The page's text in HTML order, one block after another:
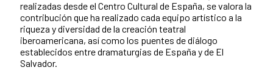
realizadas desde el Centro Cultural de España, se valora la
contribución que ha realizado cada equipo artístico a la
riqueza y diversidad de la creación teatral
iberoamericana, así como los puentes de diálogo
establecidos entre dramaturgias de España y de El
Salvador.